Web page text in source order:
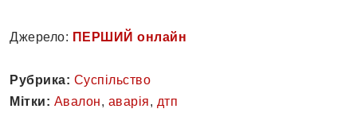
Джерело: ПЕРШИЙ онлайн
Рубрика: Суспільство
Мітки: Авалон, аварія, дтп